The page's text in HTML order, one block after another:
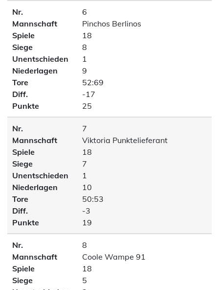
Nr.
6
Mannschaft
Pinchos Berlinos
Spiele
18
Siege
8
Unentschieden
1
Niederlagen
9
Tore
52:69
Diff.
-17
Punkte
25
Nr.
7
Mannschaft
Viktoria Punktelieferant
Spiele
18
Siege
7
Unentschieden
1
Niederlagen
10
Tore
50:53
Diff.
-3
Punkte
19
Nr.
8
Mannschaft
Coole Wampe 91
Spiele
18
Siege
5